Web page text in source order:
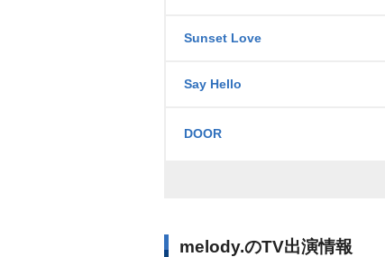
Sunset Love
Say Hello
DOOR
melody.のTV出演情報